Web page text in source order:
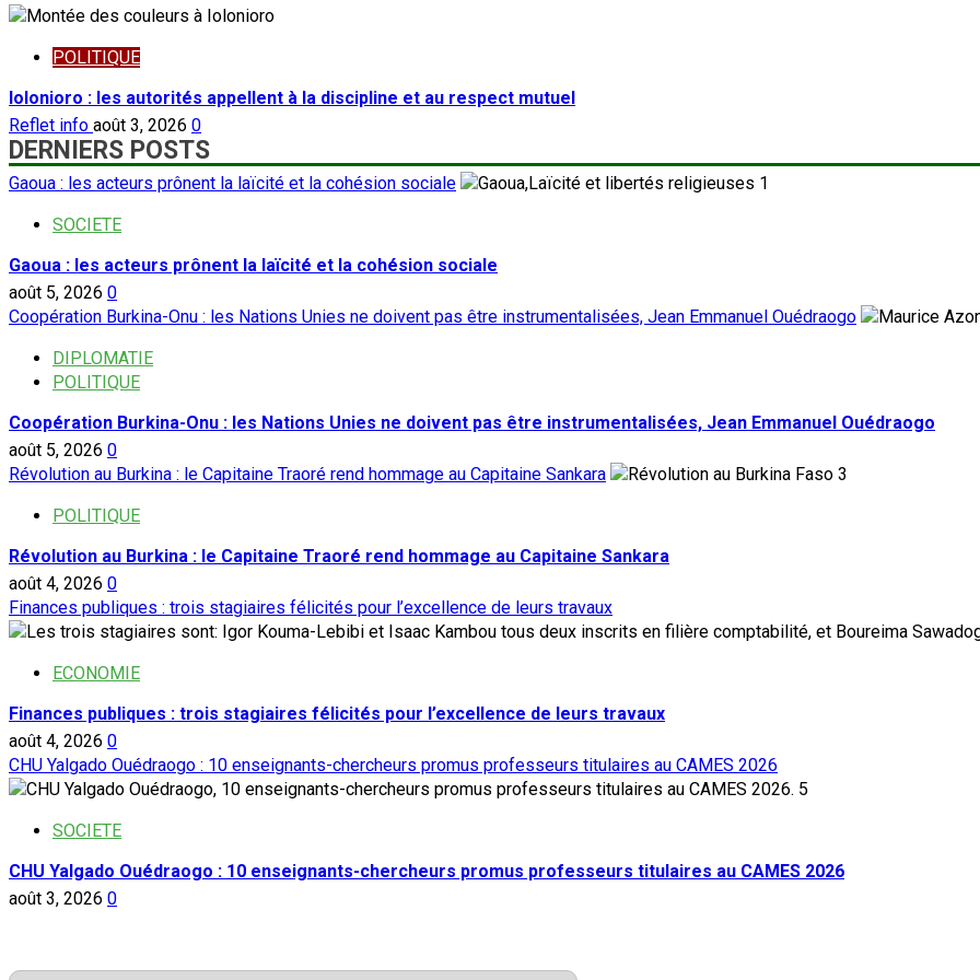
POLITIQUE
Iolonioro : les autorités appellent à la discipline et au respect mutuel
Reflet info août 3, 2026 0
DERNIERS POSTS
Gaoua : les acteurs prônent la laïcité et la cohésion sociale
1
SOCIETE
Gaoua : les acteurs prônent la laïcité et la cohésion sociale
août 5, 2026 0
Coopération Burkina-Onu : les Nations Unies ne doivent pas être instrumentalisées, Jean Emmanuel Ouédraogo
DIPLOMATIE
POLITIQUE
Coopération Burkina-Onu : les Nations Unies ne doivent pas être instrumentalisées, Jean Emmanuel Ouédraogo
août 5, 2026 0
Révolution au Burkina : le Capitaine Traoré rend hommage au Capitaine Sankara
3
POLITIQUE
Révolution au Burkina : le Capitaine Traoré rend hommage au Capitaine Sankara
août 4, 2026 0
Finances publiques : trois stagiaires félicités pour l’excellence de leurs travaux
ECONOMIE
Finances publiques : trois stagiaires félicités pour l’excellence de leurs travaux
août 4, 2026 0
CHU Yalgado Ouédraogo : 10 enseignants-chercheurs promus professeurs titulaires au CAMES 2026
5
SOCIETE
CHU Yalgado Ouédraogo : 10 enseignants-chercheurs promus professeurs titulaires au CAMES 2026
août 3, 2026 0